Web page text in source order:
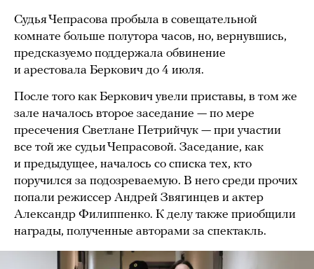
Судья Чепрасова пробыла в совещательной
комнате больше полутора часов, но, вернувшись,
предсказуемо поддержала обвинение
и арестовала Беркович до 4 июля.
После того как Беркович увели приставы, в том же
зале началось второе заседание — по мере
пресечения Светлане Петрийчук — при участии
все той же судьи Чепрасовой. Заседание, как
и предыдущее, началось со списка тех, кто
поручился за подозреваемую. В него среди прочих
попали режиссер Андрей Звягинцев и актер
Александр Филиппенко. К делу также приобщили
награды, полученные авторами за спектакль.